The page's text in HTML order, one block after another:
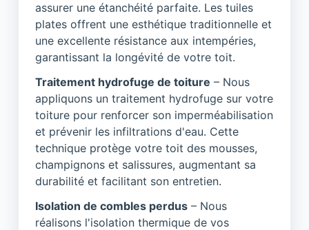
assurer une étanchéité parfaite. Les tuiles
plates offrent une esthétique traditionnelle et
une excellente résistance aux intempéries,
garantissant la longévité de votre toit.
Traitement hydrofuge de toiture – Nous
appliquons un traitement hydrofuge sur votre
toiture pour renforcer son imperméabilisation
et prévenir les infiltrations d'eau. Cette
technique protège votre toit des mousses,
champignons et salissures, augmentant sa
durabilité et facilitant son entretien.
Isolation de combles perdus – Nous
réalisons l'isolation thermique de vos